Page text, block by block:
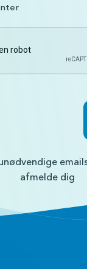
afmelde dig